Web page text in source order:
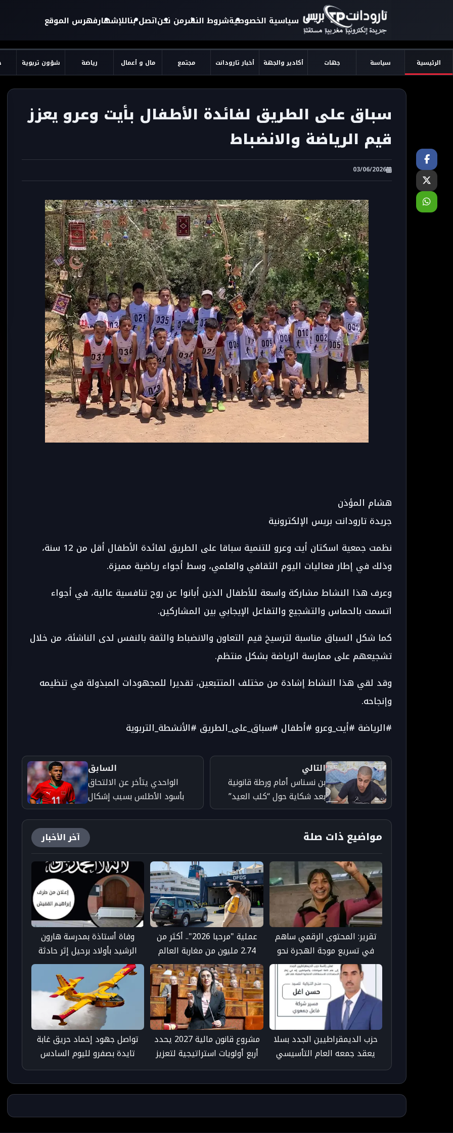
سياسية الخصوصيةشروط النشرمن نحناتصل بناللإشهارفهرس الموقع
الرئيسية سياسة جهات أكادير والجهة أخبار تارودانت مجتمع مال و أعمال رياضة شؤون تربوية
سباق على الطريق لفائدة الأطفال بأيت وعرو يعزز
قيم الرياضة والانضباط
03/06/2026
هشام المؤذن
جريدة تارودانت بريس الإلكترونية
نظمت جمعية اسكتان أيت وعرو للتنمية سباقا على الطريق لفائدة الأطفال أقل من 12 سنة،
وذلك في إطار فعاليات اليوم الثقافي والعلمي، وسط أجواء رياضية مميزة.
وعرف هذا النشاط مشاركة واسعة للأطفال الذين أبانوا عن روح تنافسية عالية، في أجواء
اتسمت بالحماس والتشجيع والتفاعل الإيجابي بين المشاركين.
كما شكل السباق مناسبة لترسيخ قيم التعاون والانضباط والثقة بالنفس لدى الناشئة، من خلال
تشجيعهم على ممارسة الرياضة بشكل منتظم.
وقد لقي هذا النشاط إشادة من مختلف المتتبعين، تقديرا للمجهودات المبذولة في تنظيمه
وإنجاحه.
#الرياضة #أيت_وعرو #أطفال #سباق_على_الطريق #الأنشطة_التربوية
التالي
بن نسناس أمام ورطة قانونية
بعد شكاية حول “كلب العيد”
وتفاصيل تُثير الجدل - جريدة
تارودانت بريس
السابق
الواحدي يتأخر عن الالتحاق
بأسود الأطلس بسبب إشكال
في تأشيرة السفر إلى أمريكا -
جريدة تارودانت بريس
مواضيع ذات صلة آخر الأخبار
تقرير: المحتوى الرقمي ساهم
في تسريع موجة الهجرة نحو
سبتة عبر "العدوى السلوكية"
عملية "مرحبا 2026".. أكثر من
2.74 مليون من مغاربة العالم
عبروا إلى المملكة
وفاة أستاذة بمدرسة هارون
الرشيد بأولاد برحيل إثر حادثة
سير مأساوية
حزب الديمقراطيين الجدد بسلا
يعقد جمعه العام التأسيسي
وينتخب هياكله الإقليمية
مشروع قانون مالية 2027 يحدد
أربع أولويات استراتيجية لتعزيز
التنمية وتوطيد الدولة
الاجتماعية
تواصل جهود إخماد حريق غابة
تايدة بصفرو لليوم السادس
وسط تعبئة برية وجوية مكثفة